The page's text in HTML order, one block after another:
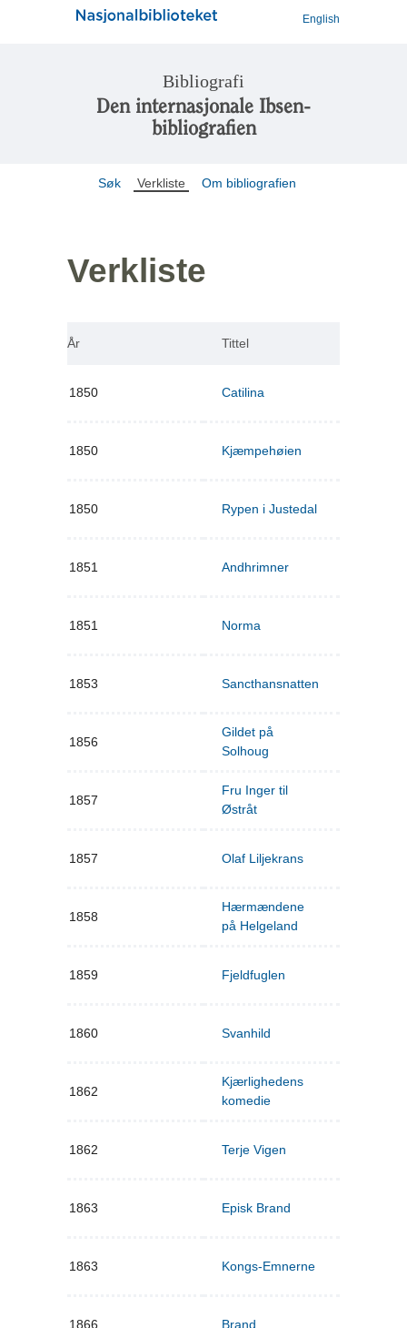
English
Bibliografi
Den internasjonale Ibsen-
bibliografien
Søk Verkliste Om bibliografien
Verkliste
År Tittel
1850 Catilina
1850 Kjæmpehøien
1850 Rypen i Justedal
1851 Andhrimner
1851 Norma
1853 Sancthansnatten
1856
Gildet på
Solhoug
1857
Fru Inger til
Østråt
1857 Olaf Liljekrans
1858
Hærmændene
på Helgeland
1859 Fjeldfuglen
1860 Svanhild
1862
Kjærlighedens
komedie
1862 Terje Vigen
1863 Episk Brand
1863 Kongs-Emnerne
1866 Brand